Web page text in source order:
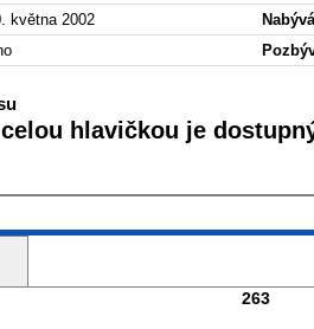
května 2002
hlavičkou je
263